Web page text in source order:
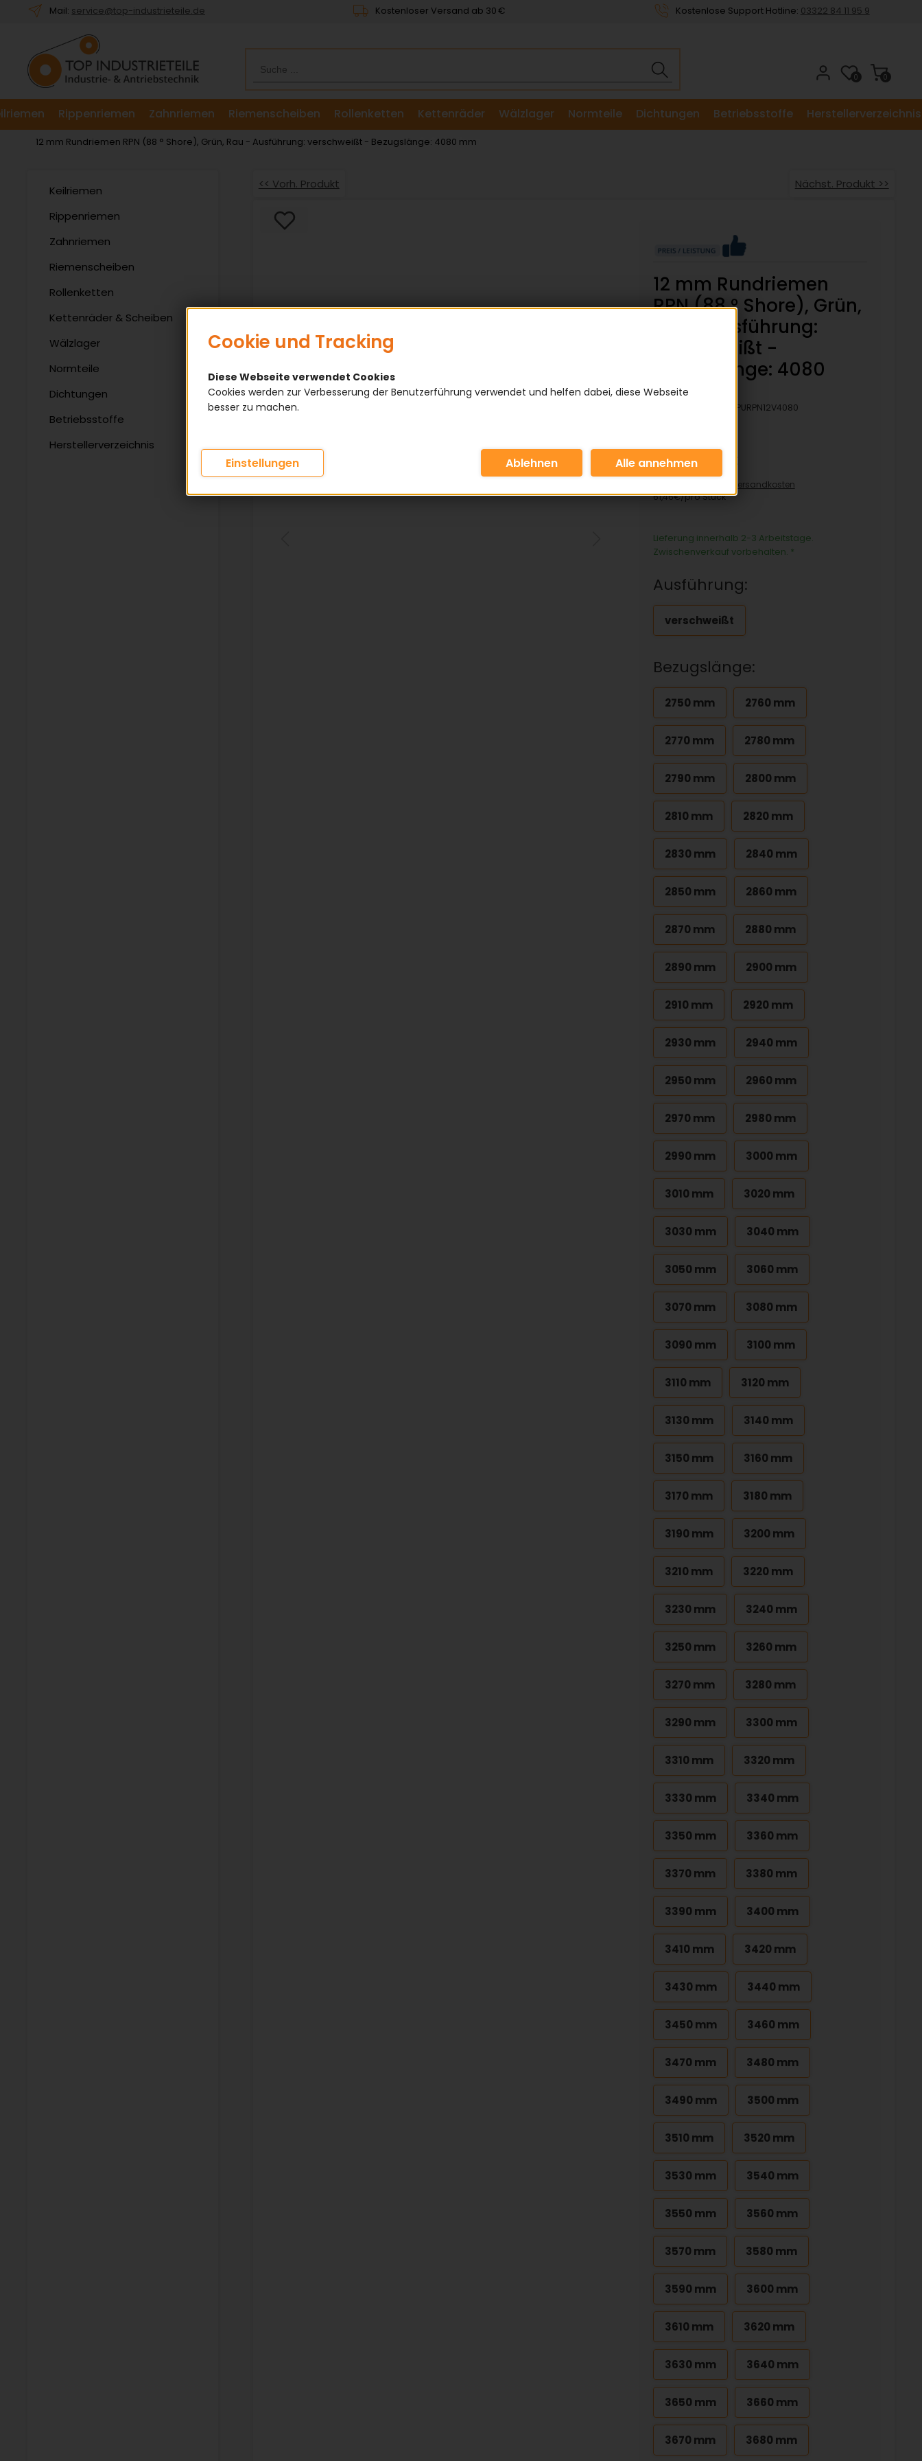
Willkommen.
für
das
Barrierefreiheitsmenü
Mail: service@top-industrieteile.de Kostenloser Versand ab 30 € Kostenlose Support Hotline: 03322 84 11 95 9
0
0
Rippenriemen Zahnriemen Riemenscheiben Rollenketten
Kettenräder
& Scheiben
Wälzlager Normteile Dichtungen Betriebsstoffe Herstellerverzeichnis
12 mm Rundriemen RPN (88 ° Shore), Grün, Rau - Ausführung: verschweißt - Bezugslänge: 4080 mm
Keilriemen
Rippenriemen
Zahnriemen
Riemenscheiben
Rollenketten
Kettenräder & Scheiben
Wälzlager
Normteile
Dichtungen
Betriebsstoffe
Herstellerverzeichnis
<< Vorh. Produkt Nächst. Produkt >>
12 mm Rundriemen
RPN (88 ° Shore), Grün,
Rau - Ausführung:
verschweißt -
Bezugslänge: 4080
mm
KPURPN12V4080
61,46 €
Versandkosten
61,46€/pro Stück
Lieferung innerhalb 2-3 Arbeitstage.
Zwischenverkauf vorbehalten. *
Ausführung:
verschweißt
Bezugslänge:
2750 mm 2760 mm
2770 mm 2780 mm
2790 mm 2800 mm
2810 mm 2820 mm
2830 mm 2840 mm
2850 mm 2860 mm
2870 mm 2880 mm
2890 mm 2900 mm
2910 mm 2920 mm
2930 mm 2940 mm
2950 mm 2960 mm
2970 mm 2980 mm
2990 mm 3000 mm
3010 mm 3020 mm
3030 mm 3040 mm
3050 mm 3060 mm
3070 mm 3080 mm
3090 mm 3100 mm
3110 mm 3120 mm
3130 mm 3140 mm
3150 mm 3160 mm
3170 mm 3180 mm
3190 mm 3200 mm
3210 mm 3220 mm
3230 mm 3240 mm
3250 mm 3260 mm
3270 mm 3280 mm
3290 mm 3300 mm
3310 mm 3320 mm
3330 mm 3340 mm
3350 mm 3360 mm
3370 mm 3380 mm
3390 mm 3400 mm
3410 mm 3420 mm
3430 mm 3440 mm
3450 mm 3460 mm
3470 mm 3480 mm
3490 mm 3500 mm
3510 mm 3520 mm
3530 mm 3540 mm
3550 mm 3560 mm
3570 mm 3580 mm
3590 mm 3600 mm
3610 mm 3620 mm
3630 mm 3640 mm
3650 mm 3660 mm
3670 mm 3680 mm
Cookie und Tracking
Diese Webseite verwendet Cookies
Cookies werden zur Verbesserung der Benutzerführung verwendet und helfen dabei, diese Webseite
besser zu machen.
Einstellungen